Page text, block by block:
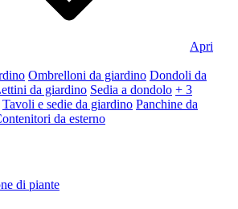
Apri
Ombrelloni da giardino Dondoli da
da giardino Sedia a dondolo + 3
Tavoli e sedie da giardino Panchine da
da esterno
di piante